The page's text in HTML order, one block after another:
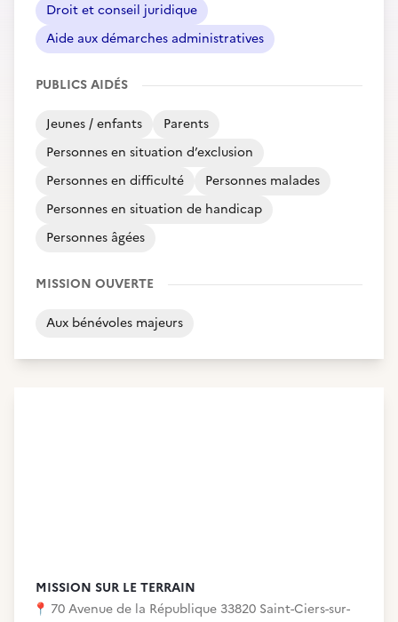
Droit et conseil juridique
Aide aux démarches administratives
PUBLICS AIDÉS
Jeunes / enfants
Parents
Personnes en situation d’exclusion
Personnes en difficulté
Personnes malades
Personnes en situation de handicap
Personnes âgées
MISSION OUVERTE
Aux bénévoles majeurs
MISSION SUR LE TERRAIN
📍 70 Avenue de la République 33820 Saint-Ciers-sur-